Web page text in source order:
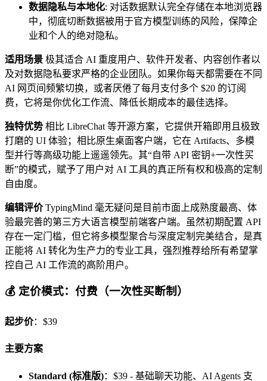
数据隐私与本地化: 对话数据默认完全存储在本地浏览器
中，彻底切断数据被用于官方模型训练的风险，保障企
业和个人的绝对隐私。
适用场景 极其适合 AI 重度用户、软件开发者、内容创作者以
及对数据隐私要求严格的企业团队。如果你每天都需要在不同
AI 网页间频繁切换，或者厌倦了每月支付多个 $20 的订阅
费，它将是你优化工作流、降低长期成本的最佳选择。
独特优势 相比 LibreChat 等开源方案，它提供开箱即用且极致
打磨的 UI 体验；相比原生桌面客户端，它在 Artifacts、多模
型并行等高级功能上遥遥领先。其“自带 API 密钥+一次性买
断”的模式，赋予了用户对 AI 工具的真正所有权和极高的定制
自由度。
编辑评价TypingMind 毫无疑问是目前市面上成熟度最高、体
验最完善的第三方大语言模型前端客户端。虽然初期配置 API
存在一定门槛，但它将多模型聚合与深度定制完美结合，是真
正能将 AI 转化为生产力的专业工具，强烈推荐给所有希望掌
控自己 AI 工作流的高阶用户。
💰 定价模式：付费（一次性买断制）
起步价：$39
主要方案
Standard (标准版)：$39 - 基础聊天功能、AI Agents 支